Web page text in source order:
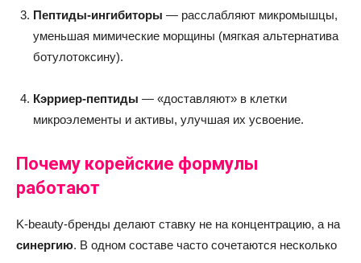
Пептиды-ингибиторы — расслабляют микромышцы,
уменьшая мимические морщины (мягкая альтернатива
ботулотоксину).
Кэрриер-пептиды — «доставляют» в клетки
микроэлементы и активы, улучшая их усвоение.
Почему корейские формулы
работают
K-beauty-бренды делают ставку не на концентрацию, а на
синергию. В одном составе часто сочетаются несколько